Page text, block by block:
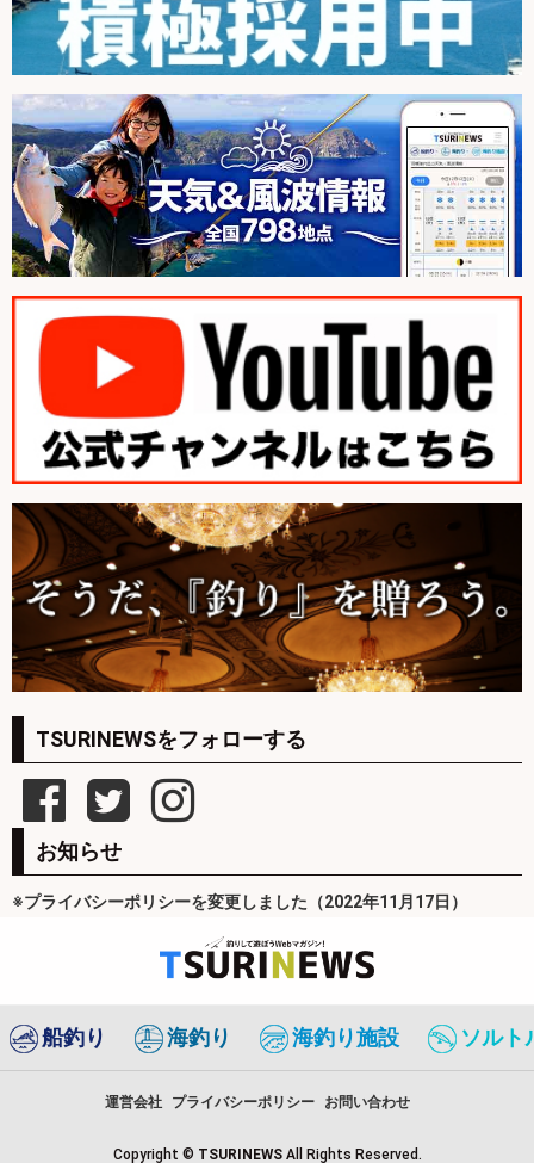
TSURINEWSをフォローする
お知らせ
※プライバシーポリシーを変更しました（2022年11月17日）
船釣り 海釣り 海釣り施設 ソルト
運営会社 プライバシーポリシー お問い合わせ
Copyright © TSURINEWS All Rights Reserved.